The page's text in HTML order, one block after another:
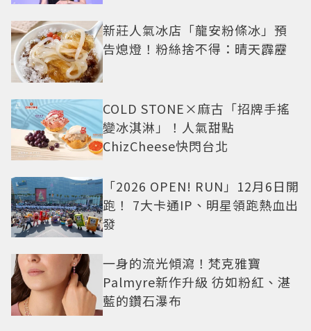
新莊人氣冰店「龍安粉條冰」預
告熄燈！粉絲捨不得：晴天霹靂
COLD STONE×麻古「招牌手搖
變冰淇淋」！人氣甜點
ChizCheese快閃台北
「2026 OPEN! RUN」12月6日開
跑！ 7大卡通IP、明星領跑熱血出
發
一身的流光傾瀉！梵克雅寶
Palmyre新作升級 彷如粉紅、湛
藍的鑽石瀑布